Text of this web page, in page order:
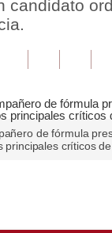
candidato
de fórmula
principales críticos de